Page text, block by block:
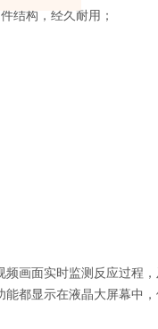
结构，经久耐用；
画面实时监测反应过程
能都显示在液晶大屏幕